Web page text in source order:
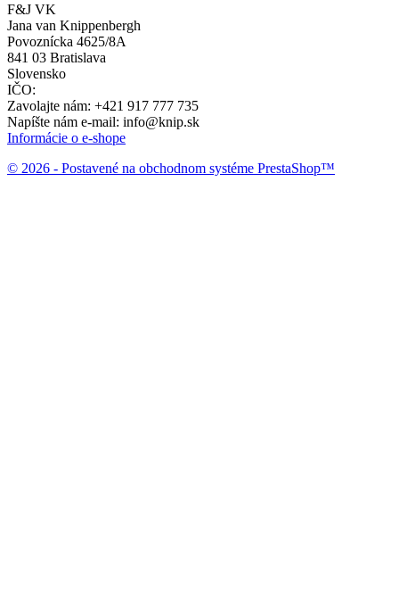
F&J VK
Jana van Knippenbergh
Povoznícka 4625/8A
841 03 Bratislava
Slovensko
IČO:
Zavolajte nám: +421 917 777 735
Napíšte nám e-mail: info@knip.sk
Informácie o e-shope
© 2026 - Postavené na obchodnom systéme PrestaShop™